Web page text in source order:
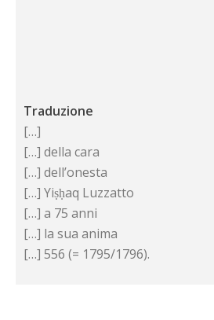
Traduzione
[…]
[…] della cara
[…] dell’onesta
[…] Yiṣḥaq Luzzatto
[…] a 75 anni
[…] la sua anima
[…] 556 (= 1795/1796).